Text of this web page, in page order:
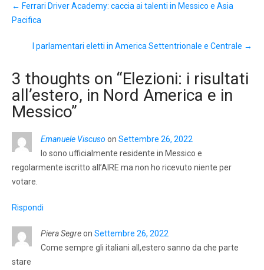
navigation
← Ferrari Driver Academy: caccia ai talenti in Messico e Asia
Pacifica
I parlamentari eletti in America Settentrionale e Centrale →
3 thoughts on “Elezioni: i risultati
all’estero, in Nord America e in
Messico”
Emanuele Viscuso on Settembre 26, 2022
Io sono ufficialmente residente in Messico e
regolarmente iscritto all’AIRE ma non ho ricevuto niente per
votare.
Rispondi
Piera Segreon Settembre 26, 2022
Come sempre gli italiani all,estero sanno da che parte
stare